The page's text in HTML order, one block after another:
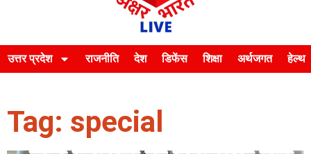
उत्तर प्रदेश राजनीति देश डिफेंस शिक्षा अर्थजगत हेल्थ
Tag: special